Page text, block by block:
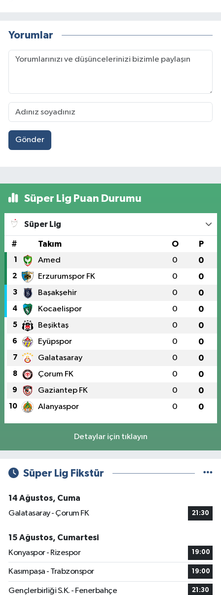
Yorumlar
Gönder
Süper Lig Puan Durumu
Süper Lig
# Takım O P
1 Amed 0 0
2 Erzurumspor FK 0 0
3 Başakşehir 0 0
4 Kocaelispor 0 0
5 Beşiktaş 0 0
6 Eyüpspor 0 0
7 Galatasaray 0 0
8 Çorum FK 0 0
9 Gaziantep FK 0 0
10 Alanyaspor 0 0
Detaylar için tıklayın
Süper Lig Fikstür
14 Ağustos, Cuma
Galatasaray - Çorum FK
21:30
15 Ağustos, Cumartesi
Konyaspor - Rizespor
19:00
Kasımpaşa - Trabzonspor 19:00
Gençlerbirliği S.K. - Fenerbahçe 21:30